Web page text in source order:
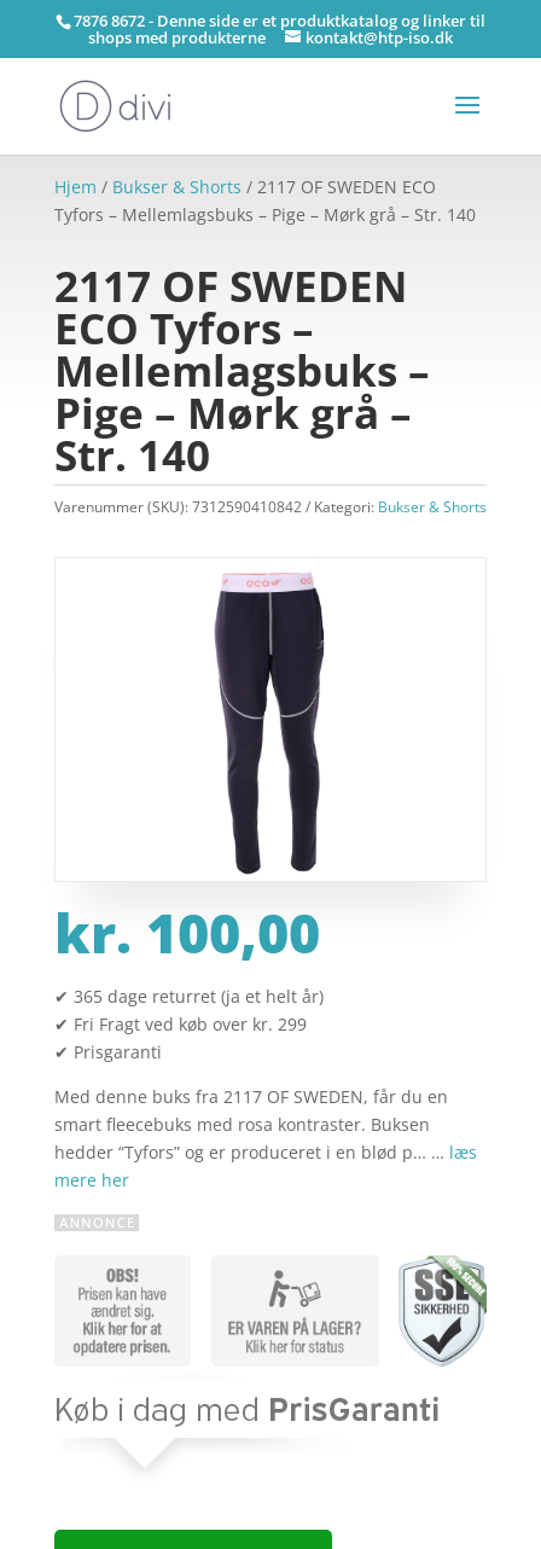
7876 8672 - Denne side er et produktkatalog og linker til
shops med produkterne kontakt@htp-iso.dk
Hjem / Bukser & Shorts / 2117 OF SWEDEN ECO
Tyfors – Mellemlagsbuks – Pige – Mørk grå – Str. 140
2117 OF SWEDEN
ECO Tyfors –
Mellemlagsbuks –
Pige – Mørk grå –
Str. 140
Varenummer (SKU):7312590410842 Kategori: Bukser & Shorts
kr. 100,00
✔ 365 dage returret (ja et helt år)
✔ Fri Fragt ved køb over kr. 299
✔ Prisgaranti
Med denne buks fra 2117 OF SWEDEN, får du en
smart fleecebuks med rosa kontraster. Buksen
hedder “Tyfors” og er produceret i en blød p… … læs
mere her